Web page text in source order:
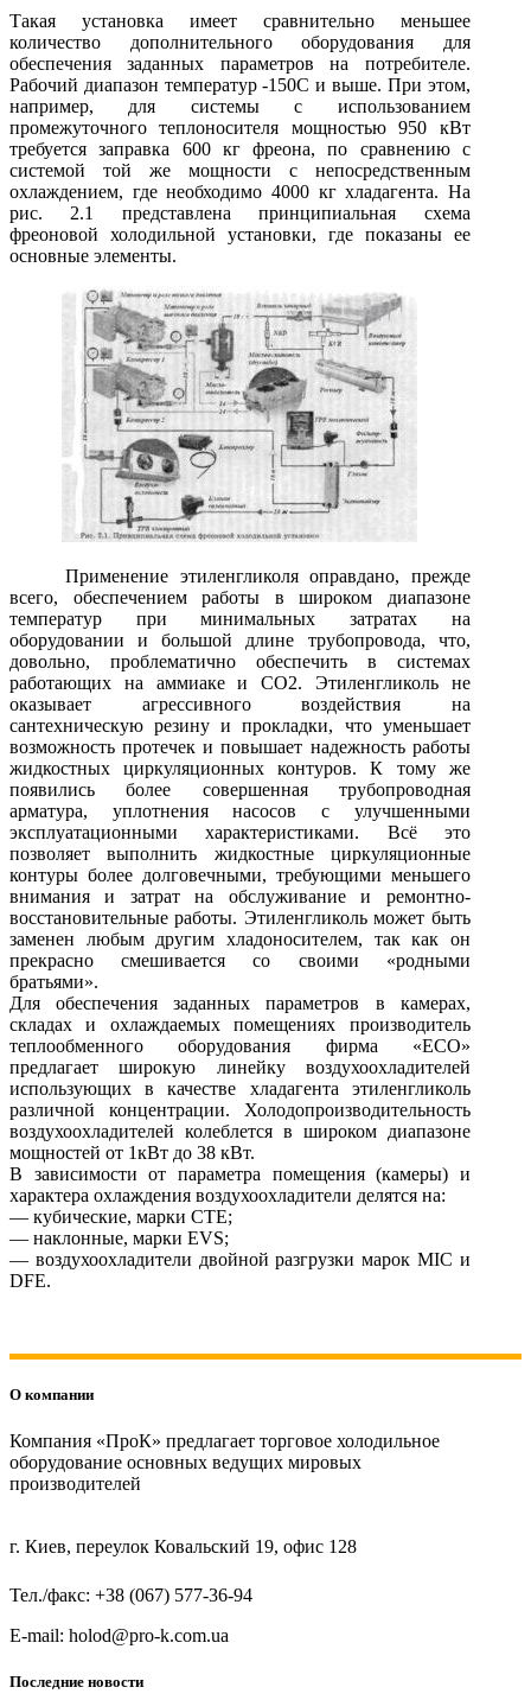
Такая установка имеет сравнительно меньшее
количество дополнительного оборудования для
обеспечения заданных параметров на потребителе.
Рабочий диапазон температур -150С и выше. При этом,
например, для системы с использованием
промежуточного теплоносителя мощностью 950 кВт
требуется заправка 600 кг фреона, по сравнению с
системой той же мощности с непосредственным
охлаждением, где необходимо 4000 кг хладагента. На
рис. 2.1 представлена принципиальная схема
фреоновой холодильной установки, где показаны ее
основные элементы.
Применение этиленгликоля оправдано, прежде
всего, обеспечением работы в широком диапазоне
температур при минимальных затратах на
оборудовании и большой длине трубопровода, что,
довольно, проблематично обеспечить в системах
работающих на аммиаке и СО2. Этиленгликоль не
оказывает агрессивного воздействия на
сантехническую резину и прокладки, что уменьшает
возможность протечек и повышает надежность работы
жидкостных циркуляционных контуров. К тому же
появились более совершенная трубопроводная
арматура, уплотнения насосов с улучшенными
эксплуатационными характеристиками. Всё это
позволяет выполнить жидкостные циркуляционные
контуры более долговечными, требующими меньшего
внимания и затрат на обслуживание и ремонтно-
восстановительные работы. Этиленгликоль может быть
заменен любым другим хладоносителем, так как он
прекрасно смешивается со своими «родными
братьями».
Для обеспечения заданных параметров в камерах,
складах и охлаждаемых помещениях производитель
теплообменного оборудования фирма «ECO»
предлагает широкую линейку воздухоохладителей
использующих в качестве хладагента этиленгликоль
различной концентрации. Холодопроизводительность
воздухоохладителей колеблется в широком диапазоне
мощностей от 1кВт до 38 кВт.
В зависимости от параметра помещения (камеры) и
характера охлаждения воздухоохладители делятся на:
— кубические, марки СТЕ;
— наклонные, марки EVS;
— воздухоохладители двойной разгрузки марок MIC и
DFE.
О компании
Компания «ПроК» предлагает торговое холодильное
оборудование основных ведущих мировых
производителей
г. Киев, переулок Ковальский 19, офис 128
Тел./факс: +38 (067) 577-36-94
E-mail: holod@pro-k.com.ua
Последние новости